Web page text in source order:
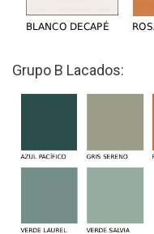
Grupo B Lacados: